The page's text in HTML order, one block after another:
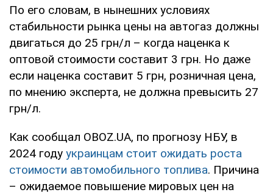
По его словам, в нынешних условиях
стабильности рынка цены на автогаз должны
двигаться до 25 грн/л – когда наценка к
оптовой стоимости составит 3 грн. Но даже
если наценка составит 5 грн, розничная цена,
по мнению эксперта, не должна превысить 27
грн/л.
Как сообщал OBOZ.UA, по прогнозу НБУ, в
2024 году украинцам стоит ожидать роста
стоимости автомобильного топлива. Причина
– ожидаемое повышение мировых цен на